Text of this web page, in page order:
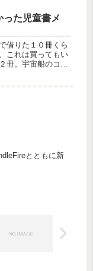
アではなくて、フ
知性科学。フリ...
った児童書メ
借りた１０冊くら
これは買ってもい
冊。宇宙船のコン
とともに新